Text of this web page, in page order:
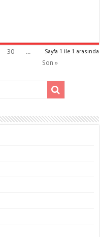
Sayfa 1 ile 1 arasında
30
...
Son »